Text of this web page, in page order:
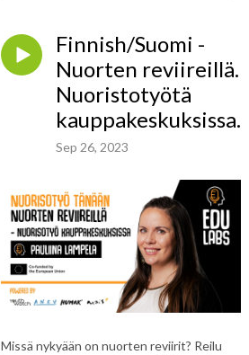
Finnish/Suomi -
Nuorten reviireillä.
Nuoristotyötä
kauppakeskuksissa.
Sep 26, 2023
Missä nykyään on nuorten reviirit? Reilu